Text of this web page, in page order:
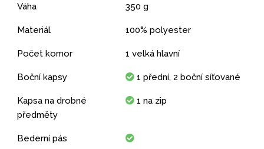
Váha 350 g
Materiál 100% polyester
Počet komor 1 velká hlavní
Boční kapsy 1 přední, 2 boční síťované
Kapsa na drobné
předměty
1 na zip
Bederní pás